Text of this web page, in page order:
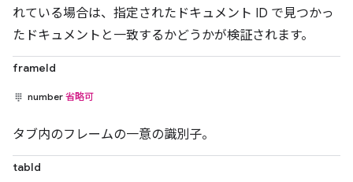
れている場合は、指定されたドキュメント ID で見つかっ
たドキュメントと一致するかどうかが検証されます。
frameId
number 省略可
タブ内のフレームの一意の識別子。
tabId